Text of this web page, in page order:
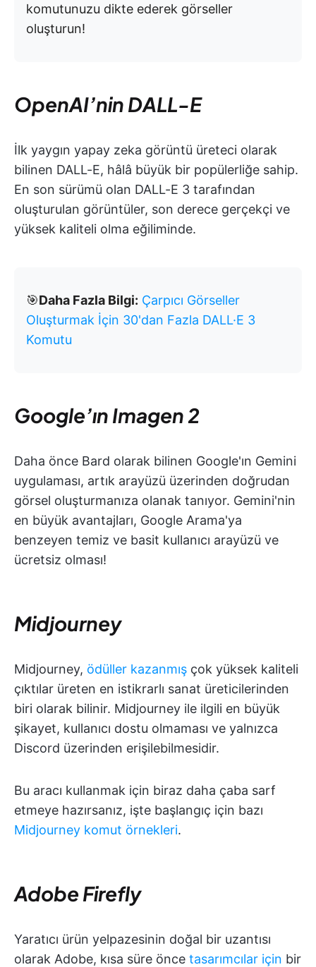
komutunuzu dikte ederek görseller
oluşturun!
OpenAI’nin DALL-E
İlk yaygın yapay zeka görüntü üreteci olarak
bilinen DALL-E, hâlâ büyük bir popülerliğe sahip.
En son sürümü olan DALL-E 3 tarafından
oluşturulan görüntüler, son derece gerçekçi ve
yüksek kaliteli olma eğiliminde.
🎯Daha Fazla Bilgi: Çarpıcı Görseller
Oluşturmak İçin 30'dan Fazla DALL·E 3
Komutu
Google’ın Imagen 2
Daha önce Bard olarak bilinen Google'ın Gemini
uygulaması, artık arayüzü üzerinden doğrudan
görsel oluşturmanıza olanak tanıyor. Gemini'nin
en büyük avantajları, Google Arama'ya
benzeyen temiz ve basit kullanıcı arayüzü ve
ücretsiz olması!
Midjourney
Midjourney, ödüller kazanmış çok yüksek kaliteli
çıktılar üreten en istikrarlı sanat üreticilerinden
biri olarak bilinir. Midjourney ile ilgili en büyük
şikayet, kullanıcı dostu olmaması ve yalnızca
Discord üzerinden erişilebilmesidir.
Bu aracı kullanmak için biraz daha çaba sarf
etmeye hazırsanız, işte başlangıç için bazı
Midjourney komut örnekleri.
Adobe Firefly
Yaratıcı ürün yelpazesinin doğal bir uzantısı
olarak Adobe, kısa süre önce tasarımcılar için bir